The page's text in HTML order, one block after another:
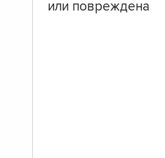
или повреждена